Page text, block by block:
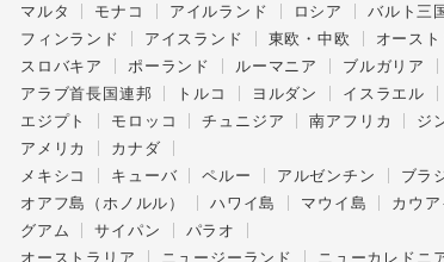
マルタ
モナコ アイルランド ロシア バルト三
フィンランド
アイスランド 東欧・中欧 オースト
スロバキア
ポーランド ルーマニア
ブルガリア
アラブ首長国連邦 トルコ ヨルダン イスラエル
エジプト モロッコ チュニジア 南アフリカ ジ
アメリカ
カナダ
メキシコ キューバ ペルー アルゼンチン ブラ
オアフ島（ホノルル） ハワイ島 マウイ島
カウア
グアム サイパン
パラオ
オーストラリア ニュージーランド ニューカレドニ